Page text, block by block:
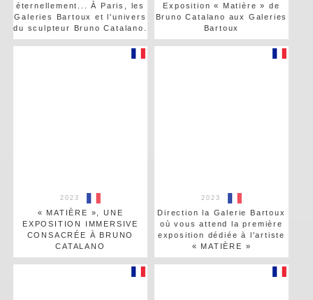
éternellement... À Paris, les
Galeries Bartoux et l'univers
du sculpteur Bruno Catalano.
Exposition « Matière » de
Bruno Catalano aux Galeries
Bartoux
2023
« MATIÈRE », UNE
EXPOSITION IMMERSIVE
CONSACRÉE À BRUNO
CATALANO
2023
Direction la Galerie Bartoux
où vous attend la première
exposition dédiée à l'artiste
« MATIÈRE »